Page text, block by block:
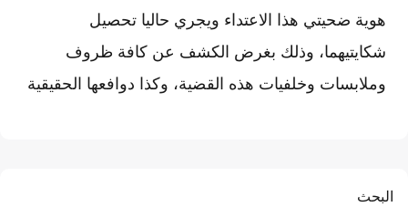
هوية ضحيتي هذا الاعتداء ويجري حاليا تحصيل
شكايتيهما، وذلك بغرض الكشف عن كافة ظروف
وملابسات وخلفيات هذه القضية، وكذا دوافعها الحقيقية
البحث